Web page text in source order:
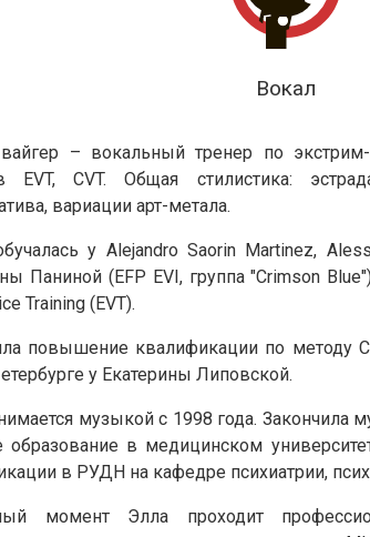
Вокал
– вокальный тренер по
EVT, CVT. Общая стилистика:
вариации арт-метала.
у Alejandro Saorin Martinez,
Паниной (EFP EVI, группа "Crimson
Training (EVT).
повышение квалификации по методу
у Екатерины Липовской.
музыкой с 1998 года. Закончила
в медицинском
в РУДН на кафедре психиатрии,
момент Элла проходит